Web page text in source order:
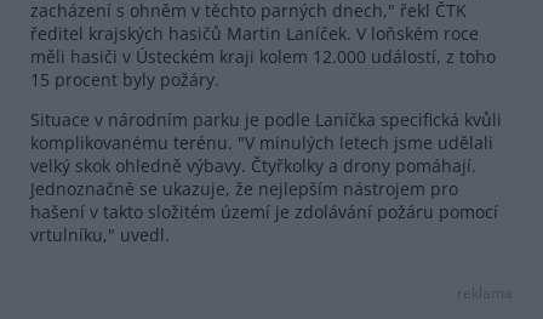
zacházení s ohněm v těchto parných dnech," řekl ČTK
ředitel krajských hasičů Martin Laníček. V loňském roce
měli hasiči v Ústeckém kraji kolem 12.000 událostí, z toho
15 procent byly požáry.
Situace v národním parku je podle Laníčka specifická kvůli
komplikovanému terénu. "V minulých letech jsme udělali
velký skok ohledně výbavy. Čtyřkolky a drony pomáhají.
Jednoznačně se ukazuje, že nejlepším nástrojem pro
hašení v takto složitém území je zdolávání požáru pomocí
vrtulníku," uvedl.
reklama